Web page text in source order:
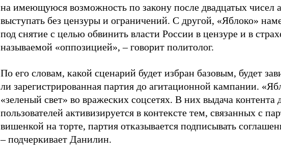
на имеющуюся возможность по закону после двадцатых чисел
выступать без цензуры и ограничений. С другой, «Яблоко»
под снятие с целью обвинить власти России в цензуре и в
называемой «оппозицией», – говорит политолог.
По его словам, какой сценарий будет избран базовым, будет
ли зарегистрированная партия до агитационной кампании.
«зеленый свет» во вражеских соцсетях. В них выдача контента
пользователей активизируется в контексте тем, связанных с
вишенкой на торте, партия отказывается подписывать
– подчеркивает Данилин.